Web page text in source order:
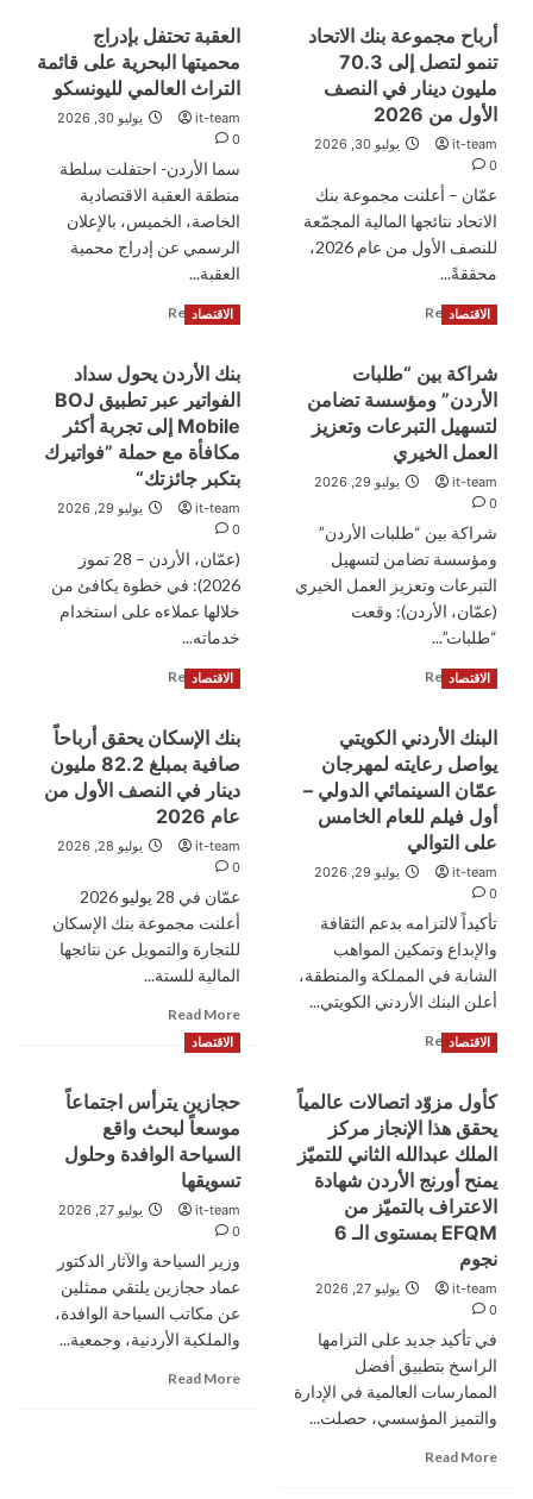
البنك
العربي
الإسلامي
الدولي
عن
بالجائزة
النصف
سنوية
أردني
تفاهم
أردنية
ليبية
لدعم
مشاريع
وتبادل
الخبرات
الهندسية
أرباح مجموعة بنك الاتحاد
تنمو لتصل إلى 70.3
مليون دينار في النصف
الأول من 2026
it-team
يوليو 30, 2026
0
عمّان – أعلنت مجموعة بنك
الاتحاد نتائجها المالية المجمّعة
للنصف الأول من عام 2026،
محققةً...
Read More
أرباح
مجموعة
بنك
تنمو
لتصل
70.3
مليون
دينار
النصف
العقبة تحتفل بإدراج
محميتها البحرية على قائمة
التراث العالمي لليونسكو
it-team
يوليو 30, 2026
0
سما الأردن- احتفلت سلطة
منطقة العقبة الاقتصادية
الخاصة، الخميس، بالإعلان
الرسمي عن إدراج محمية
العقبة...
Read More
العقبة
تحتفل
بإدراج
محميتها
البحرية
على
قائمة
العالمي
لليونسكو
الاقتصاد
شراكة بين “طلبات
الأردن” ومؤسسة تضامن
لتسهيل التبرعات وتعزيز
العمل الخيري
it-team
يوليو 29, 2026
0
شراكة بين “طلبات الأردن”
ومؤسسة تضامن لتسهيل
التبرعات وتعزيز العمل الخيري
(عمّان، الأردن): وقعت
“طلبات”...
Read More
شراكة
بين
“طلبات
الأردن”
ومؤسسة
تضامن
لتسهيل
وتعزيز
العمل
الخيري
الاقتصاد
بنك الأردن يحول سداد
الفواتير عبر تطبيق BOJ
Mobile إلى تجربة أكثر
مكافأة مع حملة ”فواتيرك
بتكبر جائزتك“
it-team
يوليو 29, 2026
0
(عمّان، الأردن – 28 تموز
2026): في خطوة يكافئ من
خلالها عملاءه على استخدام
خدماته...
Read More
بنك
الأردن
يحول
سداد
عبر
BOJ
Mobile
إلى
بتكبر
جائزتك“
الاقتصاد
البنك الأردني الكويتي
يواصل رعايته لمهرجان
عمّان السينمائي الدولي –
أول فيلم للعام الخامس
على التوالي
it-team
يوليو 29, 2026
0
تأكيداً لالتزامه بدعم الثقافة
والإبداع وتمكين المواهب
الشابة في المملكة والمنطقة،
أعلن البنك الأردني الكويتي...
Read More
البنك
الأردني
الكويتي
يواصل
رعايته
لمهرجان
عمّان
الدولي
فيلم
للعام
الخامس
على
الاقتصاد
بنك الإسكان يحقق أرباحاً
صافية بمبلغ 82.2 مليون
دينار في النصف الأول من
عام 2026
it-team
يوليو 28, 2026
0
عمّان في 28 يوليو 2026
أعلنت مجموعة بنك الإسكان
للتجارة والتمويل عن نتائجها
المالية للستة...
Read More
الإسكان
يحقق
أرباحاً
صافية
82.2
دينار
النصف
الأول
من
الاقتصاد
كأول مزوّد اتصالات عالمياً
يحقق هذا الإنجاز مركز
الملك عبدالله الثاني للتميّز
يمنح أورنج الأردن شهادة
الاعتراف بالتميّز من
EFQM بمستوى الـ 6
نجوم
it-team
يوليو 27, 2026
0
في تأكيد جديد على التزامها
الراسخ بتطبيق أفضل
الممارسات العالمية في الإدارة
والتميز المؤسسي، حصلت...
Read More
الاقتصاد
حجازين يترأس اجتماعاً
موسعاً لبحث واقع
السياحة الوافدة وحلول
تسويقها
it-team
يوليو 27, 2026
0
وزير السياحة والآثار الدكتور
عماد حجازين يلتقي ممثلين
عن مكاتب السياحة الوافدة،
والملكية الأردنية، وجمعية...
Read More